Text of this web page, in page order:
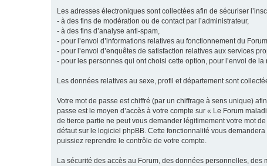
Les adresses électroniques sont collectées afin de sécuriser
- à des fins de modération ou de contact par l’administrateur,
- à des fins d’analyse anti-spam,
- pour l’envoi d’informations relatives au fonctionnement du
- pour l’envoi d’enquêtes de satisfaction relatives aux services
- pour les personnes qui ont choisi cette option, pour l’envoi de
Les données relatives au sexe, profil et département sont
Votre mot de passe est chiffré (par un chiffrage à sens unique)
passe est le moyen d’accès à votre compte sur « Le Forum
de tierce partie ne peut vous demander légitimement votre mot
défaut sur le logiciel phpBB. Cette fonctionnalité vous
puissiez reprendre le contrôle de votre compte.
La sécurité des accès au Forum, des données personnelles,